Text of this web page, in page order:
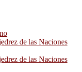
de las Naciones
de las Naciones